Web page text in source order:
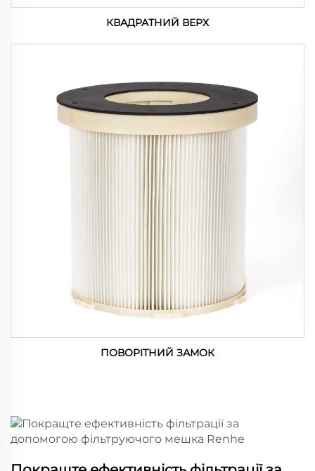
КВАДРАТНИЙ ВЕРХ
ПОВОРІТНИЙ ЗАМОК